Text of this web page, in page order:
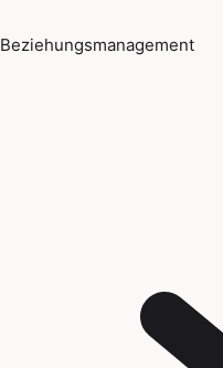
Beziehungsmanagement